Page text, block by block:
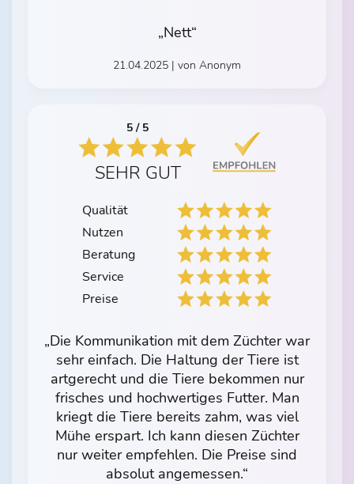
„Nett“
21.04.2025 | von Anonym
5 / 5
SEHR GUT
Qualität
Nutzen
Beratung
Service
Preise
„Die Kommunikation mit dem Züchter war
sehr einfach. Die Haltung der Tiere ist
artgerecht und die Tiere bekommen nur
frisches und hochwertiges Futter. Man
kriegt die Tiere bereits zahm, was viel
Mühe erspart. Ich kann diesen Züchter
nur weiter empfehlen. Die Preise sind
absolut angemessen.“